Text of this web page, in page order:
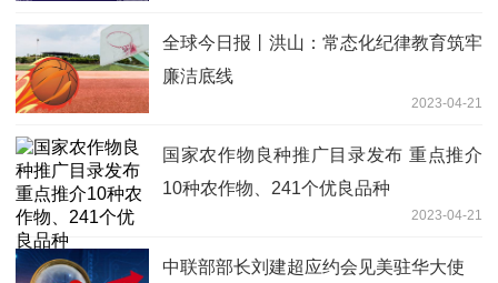
全球今日报丨洪山：常态化纪律教育筑牢
廉洁底线
2023-04-21
国家农作物良种推广目录发布 重点推介
10种农作物、241个优良品种
2023-04-21
中联部部长刘建超应约会见美驻华大使